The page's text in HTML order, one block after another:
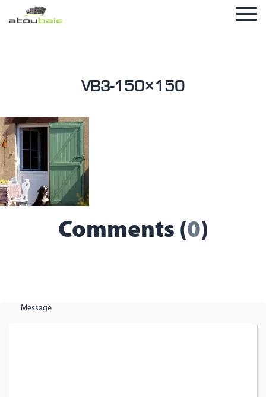
VB3-150×150
Comments (0)
Message